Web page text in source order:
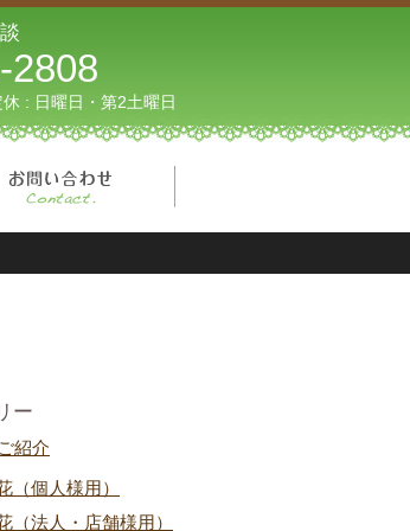
2808
: 日曜日・第2土曜日
ギャラリー
ー
紹介
（個人様用）
（法人・店舗様用）